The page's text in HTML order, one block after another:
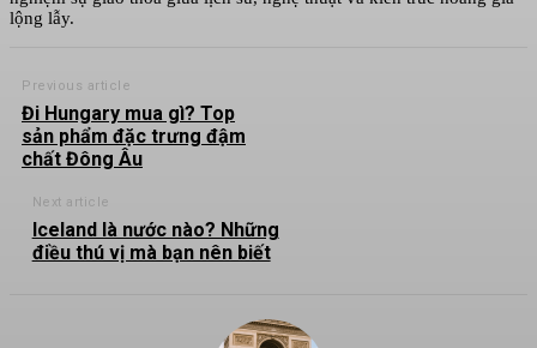
lộng lẫy.
Previous article
Đi Hungary mua gì? Top
sản phẩm đặc trưng đậm
chất Đông Âu
Next article
Iceland là nước nào? Những
điều thú vị mà bạn nên biết